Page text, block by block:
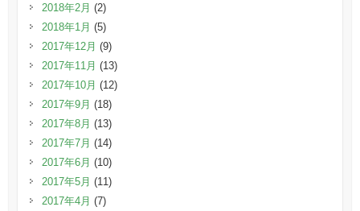
2018年2月 (2)
2018年1月 (5)
2017年12月 (9)
2017年11月 (13)
2017年10月 (12)
2017年9月 (18)
2017年8月 (13)
2017年7月 (14)
2017年6月 (10)
2017年5月 (11)
2017年4月 (7)